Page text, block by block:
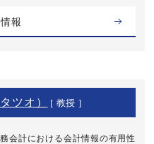
報
ツオ） [ 教授 ]
会計における会計情報の有用性